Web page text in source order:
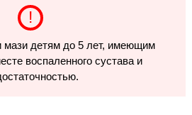
мази детям до 5 лет, имеющим
воспаленного сустава и